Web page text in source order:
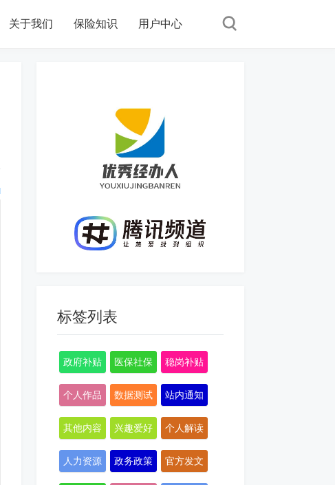
关于我们 保险知识 用户中心
标签列表
政府补贴 医保社保 稳岗补贴
个人作品 数据测试 站内通知
其他内容 兴趣爱好 个人解读
人力资源 政务政策 官方发文